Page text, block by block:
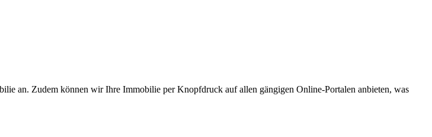
an. Zudem können wir Ihre Immobilie per Knopfdruck auf allen gängigen Online-Portalen anbieten, was